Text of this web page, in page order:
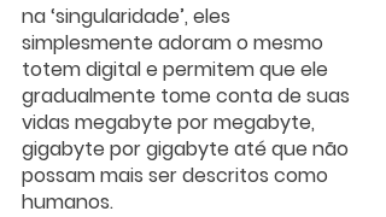
na ‘singularidade’, eles
simplesmente adoram o mesmo
totem digital e permitem que ele
gradualmente tome conta de suas
vidas megabyte por megabyte,
gigabyte por gigabyte até que não
possam mais ser descritos como
humanos.